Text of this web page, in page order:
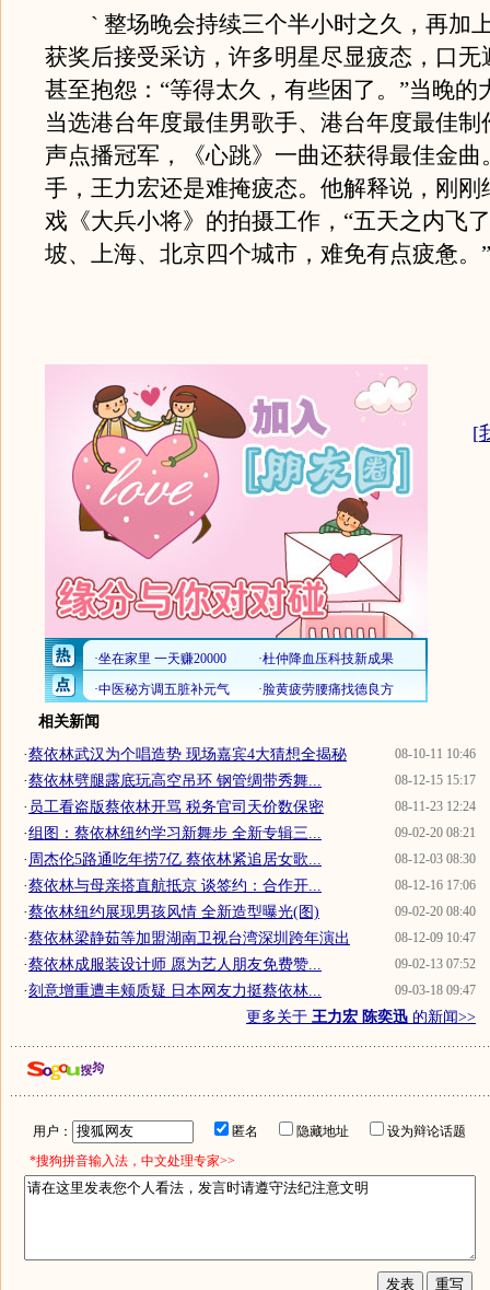
` 整场晚会持续三个半小时之久，再加
获奖后接受采访，许多明星尽显疲态，口无
甚至抱怨：“等得太久，有些困了。”当晚的
当选港台年度最佳男歌手、港台年度最佳制
声点播冠军，《心跳》一曲还获得最佳金曲
手，王力宏还是难掩疲态。他解释说，刚刚
戏《大兵小将》的拍摄工作，“五天之内飞
坡、上海、北京四个城市，难免有点疲惫。”
[
相关新闻
08-10-11 10:46
·蔡依林武汉为个唱造势 现场嘉宾4大猜想全揭秘
08-12-15 15:17
·蔡依林劈腿露底玩高空吊环 钢管绸带秀舞...
08-11-23 12:24
· 员工看盗版蔡依林开骂 税务官司天价数保密
09-02-20 08:21
·组图：蔡依林纽约学习新舞步 全新专辑三...
08-12-03 08:30
· 周杰伦5路通吃年捞7亿 蔡依林紧追居女歌...
08-12-16 17:06
·蔡依林与母亲搭直航抵京 谈签约：合作开...
09-02-20 08:40
·蔡依林纽约展现男孩风情 全新造型曝光(图)
08-12-09 10:47
·蔡依林梁静茹等加盟湖南卫视台湾深圳跨年演出
09-02-13 07:52
·蔡依林成服装设计师 愿为艺人朋友免费赞...
09-03-18 09:47
·刻意增重遭丰颊质疑 日本网友力挺蔡依林...
更多关于 王力宏 陈奕迅 的新闻>>
用户： 匿名 隐藏地址
设为辩论话题
*搜狗拼音输入法，中文处理专家>>